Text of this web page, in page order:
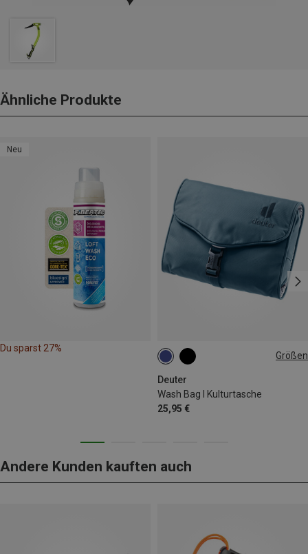
Ähnliche Produkte
Neu
Du sparst 27%
Größen
Deuter
Wash Bag I Kulturtasche
25,95 €
ONE SIZE
Andere Kunden kauften auch